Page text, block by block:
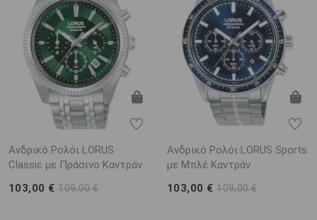
Ανδρικό Ρολόι LORUS
Classic με Πράσινο Καντράν
103,00 €109,00 €
Ανδρικό Ρολόι LORUS Sports
με Μπλέ Καντράν
103,00 €109,00 €